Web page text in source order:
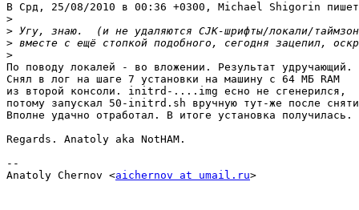
В Срд, 25/08/2010 в 00:36 +0300, Michael Shigorin
>
>
>
>
По поводу локалей - во вложении. Результат удручающий.
Снял в лог на шаге 7 установки на машину с 64 МБ RAM
из второй консоли. initrd-....img есно не сгенерился,
потому запускал 50-initrd.sh вручную тут-же после
Вполне удачно отработал. В итоге установка получилась.
Regards. Anatoly aka NotHAM.
--
Anatoly Chernov <aichernov at umail.ru>